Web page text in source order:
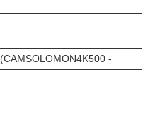
(CAMSOLOMON4K500 -